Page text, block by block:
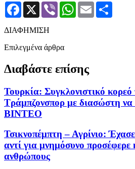
Facebook
X Viber WhatsApp
Email
ΔΙΑΦΗΜΙΣΗ
Επιλεγμένα άρθρα
Διαβάστε επίσης
Τουρκία: Συγκλονιστικό
Τράμπζονσπορ με διασώστη
ΒΙΝΤΕΟ
Τσικνοπέμπτη – Αγρίνιο:
αντί για μνημόσυνο προσέφερε
ανθρώπους